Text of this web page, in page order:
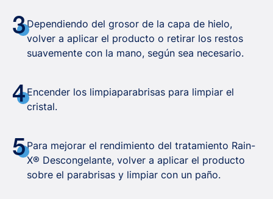
3Dependiendo del grosor de la capa de hielo,
volver a aplicar el producto o retirar los restos
suavemente con la mano, según sea necesario.
4Encender los limpiaparabrisas para limpiar el
cristal.
5Para mejorar el rendimiento del tratamiento Rain-
X® Descongelante, volver a aplicar el producto
sobre el parabrisas y limpiar con un paño.